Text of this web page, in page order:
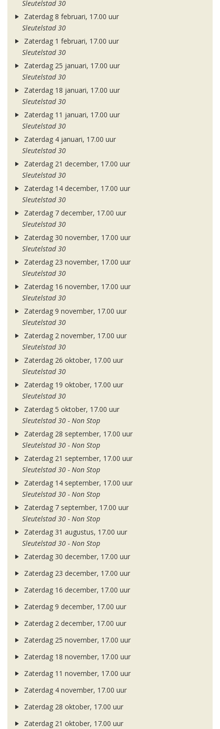
Sleutelstad 30
Zaterdag 8 februari, 17.00 uur
Sleutelstad 30
Zaterdag 1 februari, 17.00 uur
Sleutelstad 30
Zaterdag 25 januari, 17.00 uur
Sleutelstad 30
Zaterdag 18 januari, 17.00 uur
Sleutelstad 30
Zaterdag 11 januari, 17.00 uur
Sleutelstad 30
Zaterdag 4 januari, 17.00 uur
Sleutelstad 30
Zaterdag 21 december, 17.00 uur
Sleutelstad 30
Zaterdag 14 december, 17.00 uur
Sleutelstad 30
Zaterdag 7 december, 17.00 uur
Sleutelstad 30
Zaterdag 30 november, 17.00 uur
Sleutelstad 30
Zaterdag 23 november, 17.00 uur
Sleutelstad 30
Zaterdag 16 november, 17.00 uur
Sleutelstad 30
Zaterdag 9 november, 17.00 uur
Sleutelstad 30
Zaterdag 2 november, 17.00 uur
Sleutelstad 30
Zaterdag 26 oktober, 17.00 uur
Sleutelstad 30
Zaterdag 19 oktober, 17.00 uur
Sleutelstad 30
Zaterdag 5 oktober, 17.00 uur
Sleutelstad 30 - Non Stop
Zaterdag 28 september, 17.00 uur
Sleutelstad 30 - Non Stop
Zaterdag 21 september, 17.00 uur
Sleutelstad 30 - Non Stop
Zaterdag 14 september, 17.00 uur
Sleutelstad 30 - Non Stop
Zaterdag 7 september, 17.00 uur
Sleutelstad 30 - Non Stop
Zaterdag 31 augustus, 17.00 uur
Sleutelstad 30 - Non Stop
Zaterdag 30 december, 17.00 uur
Zaterdag 23 december, 17.00 uur
Zaterdag 16 december, 17.00 uur
Zaterdag 9 december, 17.00 uur
Zaterdag 2 december, 17.00 uur
Zaterdag 25 november, 17.00 uur
Zaterdag 18 november, 17.00 uur
Zaterdag 11 november, 17.00 uur
Zaterdag 4 november, 17.00 uur
Zaterdag 28 oktober, 17.00 uur
Zaterdag 21 oktober, 17.00 uur